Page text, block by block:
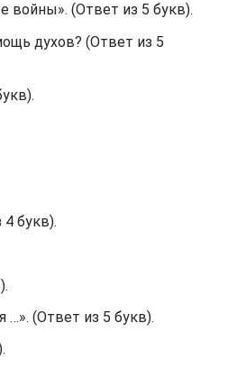
войны». (Ответ из 5 букв).
духов? (Ответ из 5
букв).
…». (Ответ из 5 букв).